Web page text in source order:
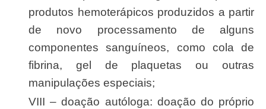
produtos hemoterápicos produzidos a partir
de novo processamento de alguns
componentes sanguíneos, como cola de
fibrina, gel de plaquetas ou outras
manipulações especiais;
VIII – doação autóloga: doação do próprio